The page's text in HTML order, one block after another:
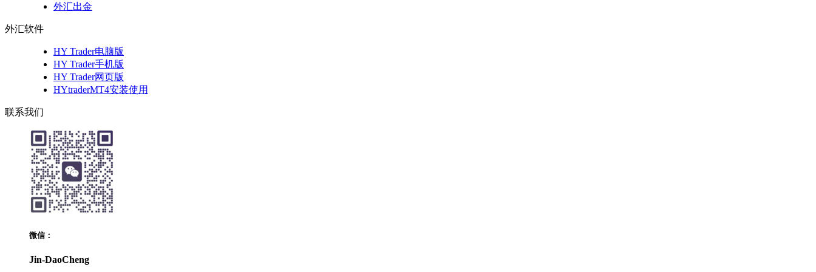
外汇出金
外汇软件
HY Trader电脑版
HY Trader手机版
HY Trader网页版
HYtraderMT4安装使用
联系我们
微信：
Jin-DaoCheng